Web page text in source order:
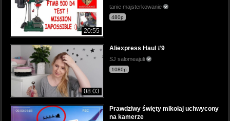
20:55
tanie majsterkowanie
480p
08:03
Aliexpress Haul #9
SJ salomeajuli
1080p
Prawdziwy święty mikołaj uchwycony
na kamerze